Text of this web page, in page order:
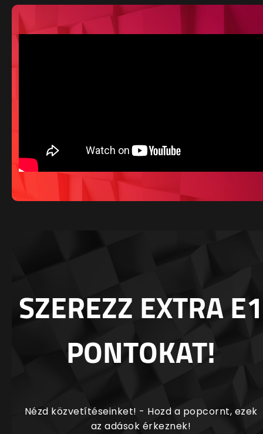
SZEREZZ EXTRA E1
PONTOKAT!
Nézd közvetítéseinket! - Hozd a popcornt, ezek
az adások érkeznek!